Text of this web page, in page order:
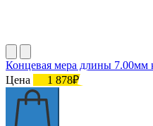
Концевая мера длины 7.00мм
Цена
1 878₽